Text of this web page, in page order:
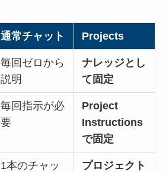
通常チャット Projects
毎回ゼロから
説明
ナレッジとし
て固定
毎回指示が必
要
Project
Instructions
で固定
1本のチャッ
プロジェクト